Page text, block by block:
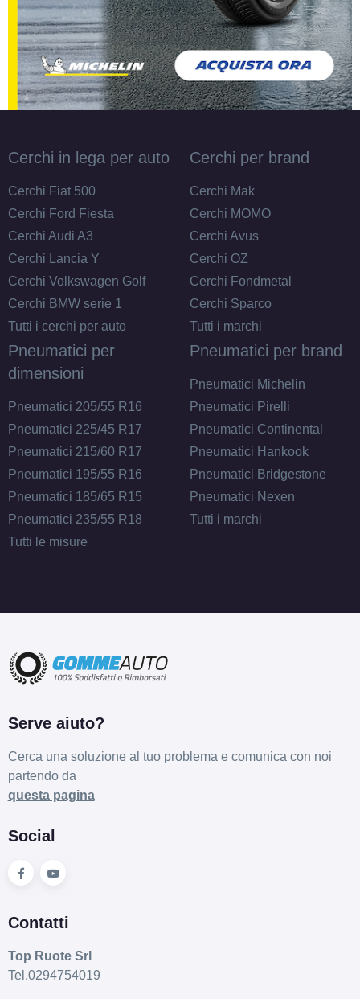
Cerchi in lega per auto
Cerchi Fiat 500
Cerchi Ford Fiesta
Cerchi Audi A3
Cerchi Lancia Y
Cerchi Volkswagen Golf
Cerchi BMW serie 1
Tutti i cerchi per auto
Cerchi per brand
Cerchi Mak
Cerchi MOMO
Cerchi Avus
Cerchi OZ
Cerchi Fondmetal
Cerchi Sparco
Tutti i marchi
Pneumatici per
dimensioni
Pneumatici 205/55 R16
Pneumatici 225/45 R17
Pneumatici 215/60 R17
Pneumatici 195/55 R16
Pneumatici 185/65 R15
Pneumatici 235/55 R18
Tutti le misure
Pneumatici per brand
Pneumatici Michelin
Pneumatici Pirelli
Pneumatici Continental
Pneumatici Hankook
Pneumatici Bridgestone
Pneumatici Nexen
Tutti i marchi
Serve aiuto?
Cerca una soluzione al tuo problema e comunica con noi
partendo da
questa pagina
Social
Contatti
Top Ruote Srl
Tel.0294754019